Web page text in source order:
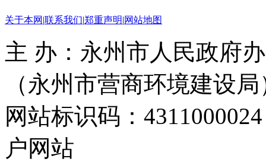
关于本网 |联系我们|郑重声明|网站地图
主 办：永州市人民政府
（永州市营商环境建设局
网站标识码：
户网站